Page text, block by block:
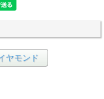
。
ヤモンド